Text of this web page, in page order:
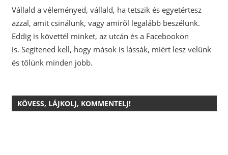
Vállald a véleményed, vállald, ha tetszik és egyetértesz
azzal, amit csinálunk, vagy amiről legalább beszélünk.
Eddig is követtél minket, az utcán és a Facebookon
is. Segítened kell, hogy mások is lássák, miért lesz velünk
és tőlünk minden jobb.
KÖVESS, LÁJKOLJ, KOMMENTELJ!